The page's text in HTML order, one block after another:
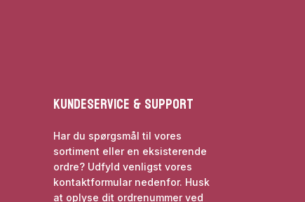
Kundeservice & Support
Har du spørgsmål til vores
sortiment eller en eksisterende
ordre? Udfyld venligst vores
kontaktformular nedenfor. Husk
at oplyse dit ordrenummer ved